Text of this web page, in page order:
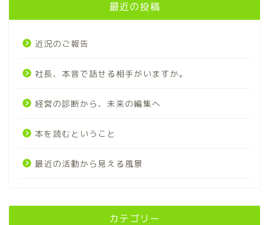
最近の投稿
近況のご報告
社長、本音で話せる相手がいますか。
経営の診断から、未来の編集へ
本を読むということ
最近の活動から見える風景
カテゴリー